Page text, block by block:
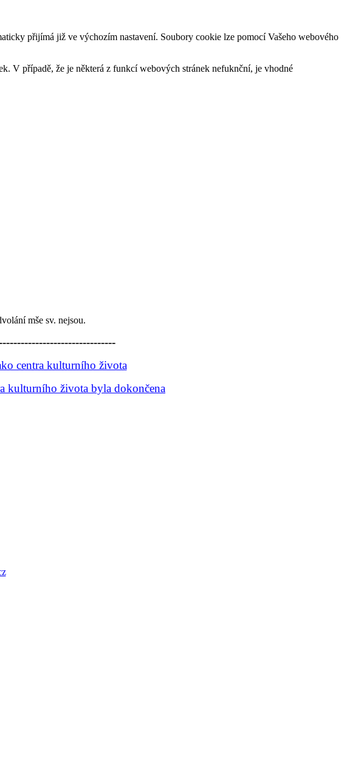
přijímá již ve výchozím nastavení. Soubory cookie lze pomocí Vašeho webového
V případě, že je některá z funkcí webových stránek nefuknční, je vhodné
mše sv. nejsou.
centra kulturního života
kulturního života byla dokončena